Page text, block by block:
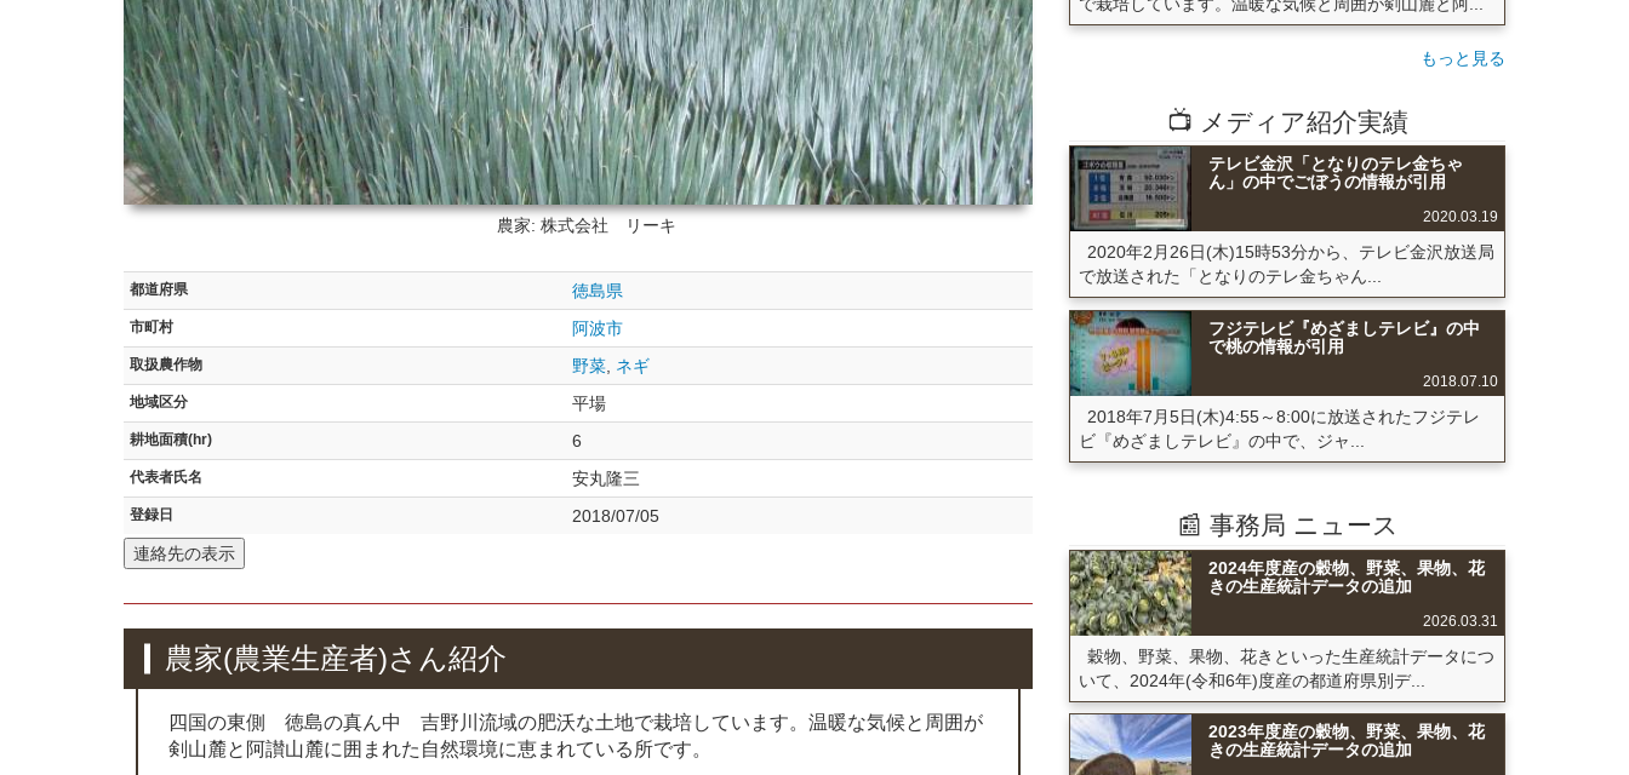
農家: 株式会社 リーキ
都道府県 徳島県
市町村 阿波市
取扱農作物 野菜, ネギ
地域区分 平場
耕地面積(hr) 6
代表者氏名 安丸隆三
登録日
2018/07/05
連絡先の表示
農家(農業生産者)さん紹介
四国の東側 徳島の真ん中 吉野川流域の肥沃な土地で栽培しています。温暖な気候と周囲が
剣山麓と阿讃山麓に囲まれた自然環境に恵まれている所です。
もっと見る
📺 メディア紹介実績
テレビ金沢「となりのテレ金ちゃ
ん」の中でごぼうの情報が引用
2020.03.19
2020年2月26日(木)15時53分から、テレビ金沢放送局
で放送された「となりのテレ金ちゃん...
フジテレビ『めざましテレビ』の中
で桃の情報が引用
2018.07.10
2018年7月5日(木)4:55～8:00に放送されたフジテレ
ビ『めざましテレビ』の中で、ジャ...
📰 事務局 ニュース
2024年度産の穀物、野菜、果物、花
きの生産統計データの追加
2026.03.31
穀物、野菜、果物、花きといった生産統計データにつ
いて、2024年(令和6年)度産の都道府県別デ...
2023年度産の穀物、野菜、果物、花
きの生産統計データの追加